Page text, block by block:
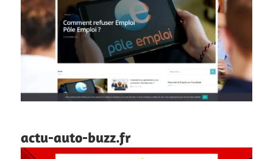
actu-auto-buzz.fr